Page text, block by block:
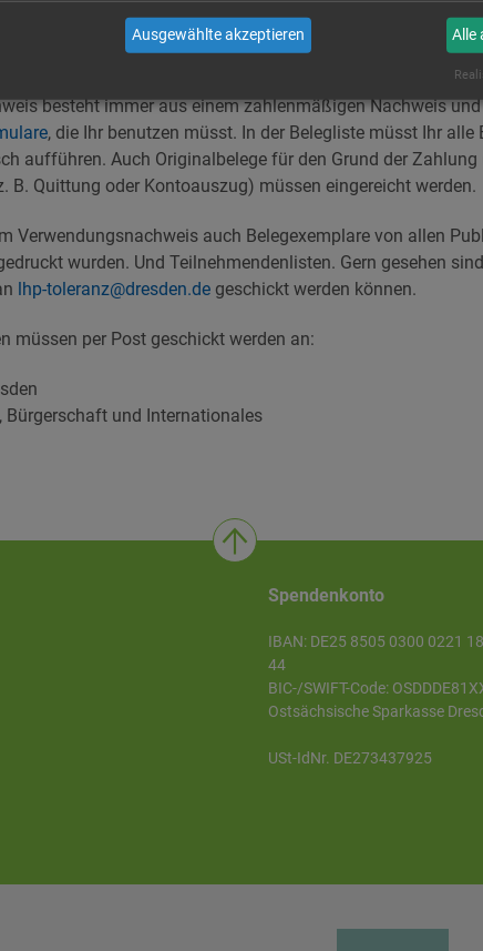
Verwendungsnachweis
besteht immer aus einem zahlenmäßigen Nachweis
, die Ihr benutzen müsst. In der Belegliste müsst Ihr alle
aufführen. Auch Originalbelege für den Grund der Zahlung
B. Quittung oder Kontoauszug) müssen eingereicht werden.
Verwendungsnachweis auch Belegexemplare von allen
wurden. Und Teilnehmendenlisten. Gern gesehen
lhp-toleranz@dresden.de geschickt werden können.
müssen per Post geschickt werden an:
und Internationales
Spendenkonto
IBAN: DE25 8505 0300 0221
44
BIC-/SWIFT-Code:
Ostsächsische Sparkasse
USt-IdNr. DE273437925
Ausgewählte akzeptieren Alle